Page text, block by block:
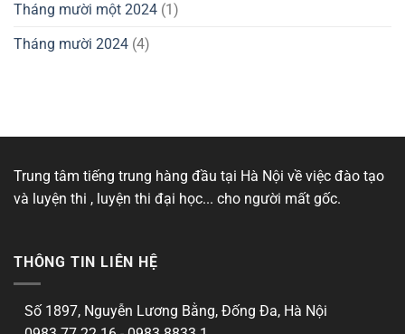
Tháng mười một 2024 (1)
Tháng mười 2024 (4)
Trung tâm tiếng trung hàng đầu tại Hà Nội về việc đào tạo
và luyện thi , luyện thi đại học... cho người mất gốc.
THÔNG TIN LIÊN HỆ
Số 1897, Nguyễn Lương Bằng, Đống Đa, Hà Nội